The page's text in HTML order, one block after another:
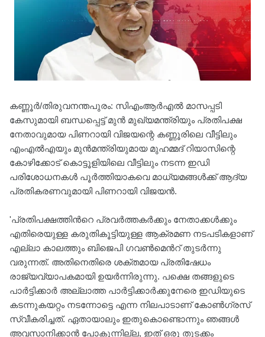
കണ്ണൂർ/തിരുവനന്തപുരം: സിഎംആർഎൽ മാസപ്പടി
കേസുമായി ബന്ധപ്പെട്ട് മുൻ മുഖ്യമന്ത്രിയും പ്രതിപക്ഷ
നേതാവുമായ പിണറായി വിജയന്റെ കണ്ണൂരിലെ വീട്ടിലും
എംഎൽഎയും മുൻമന്ത്രിയുമായ മുഹമ്മദ് റിയാസിന്റെ
കോഴിക്കോട് കൊട്ടൂളിയിലെ വീട്ടിലും നടന്ന ഇഡി
പരിശോധനകൾ പൂർത്തിയാകവെ മാധ്യമങ്ങൾക്ക് ആദ്യ
പ്രതികരണവുമായി പിണറായി വിജയൻ.
'പ്രതിപക്ഷത്തിന്‍റെ പ്രവർത്തകർക്കും നേതാക്കൾക്കും
എതിരെയുള്ള കരുതികൂട്ടിയുള്ള ആക്രമണ നടപടികളാണ്
എല്ലാ കാലത്തും ബിജെപി ഗവൺമെന്‍റ് തുടർന്നു
വരുന്നത്. അതിനെതിരെ ശക്തമായ പ്രതിഷേധം
രാജ്യവ്യാപകമായി ഉയർന്നിരുന്നു. പക്ഷെ തങ്ങളുടെ
പാർട്ടിക്കാർ അല്ലാത്ത പാർട്ടിക്കാർക്കുനേരെ ഇഡിയുടെ
കടന്നുകയറ്റം നടന്നോട്ടെ എന്ന നിലപാടാണ് കോൺഗ്രസ്
സ്വീകരിച്ചത്. ഏതായാലും ഇതുകൊണ്ടൊന്നും ഞങ്ങൾ
അവസാനിക്കാൻ പോകുന്നില്ല, ഇത് ഒരു തുടക്കം